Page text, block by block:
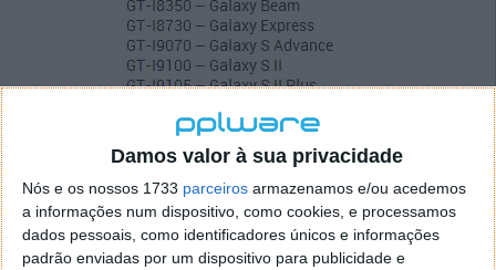
Damos valor à sua privacidade
Nós e os nossos 1733 parceiros armazenamos e/ou acedemos
a informações num dispositivo, como cookies, e processamos
dados pessoais, como identificadores únicos e informações
padrão enviadas por um dispositivo para publicidade e